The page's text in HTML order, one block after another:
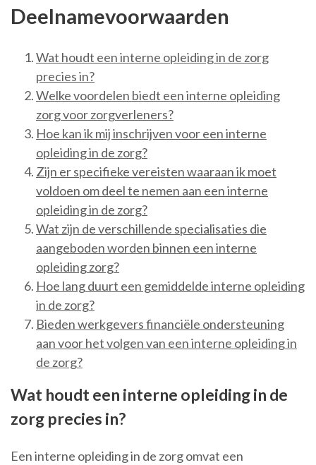
Deelnamevoorwaarden
Wat houdt een interne opleiding in de zorg
precies in?
Welke voordelen biedt een interne opleiding
zorg voor zorgverleners?
Hoe kan ik mij inschrijven voor een interne
opleiding in de zorg?
Zijn er specifieke vereisten waaraan ik moet
voldoen om deel te nemen aan een interne
opleiding in de zorg?
Wat zijn de verschillende specialisaties die
aangeboden worden binnen een interne
opleiding zorg?
Hoe lang duurt een gemiddelde interne opleiding
in de zorg?
Bieden werkgevers financiële ondersteuning
aan voor het volgen van een interne opleiding in
de zorg?
Wat houdt een interne opleiding in de
zorg precies in?
Een interne opleiding in de zorg omvat een